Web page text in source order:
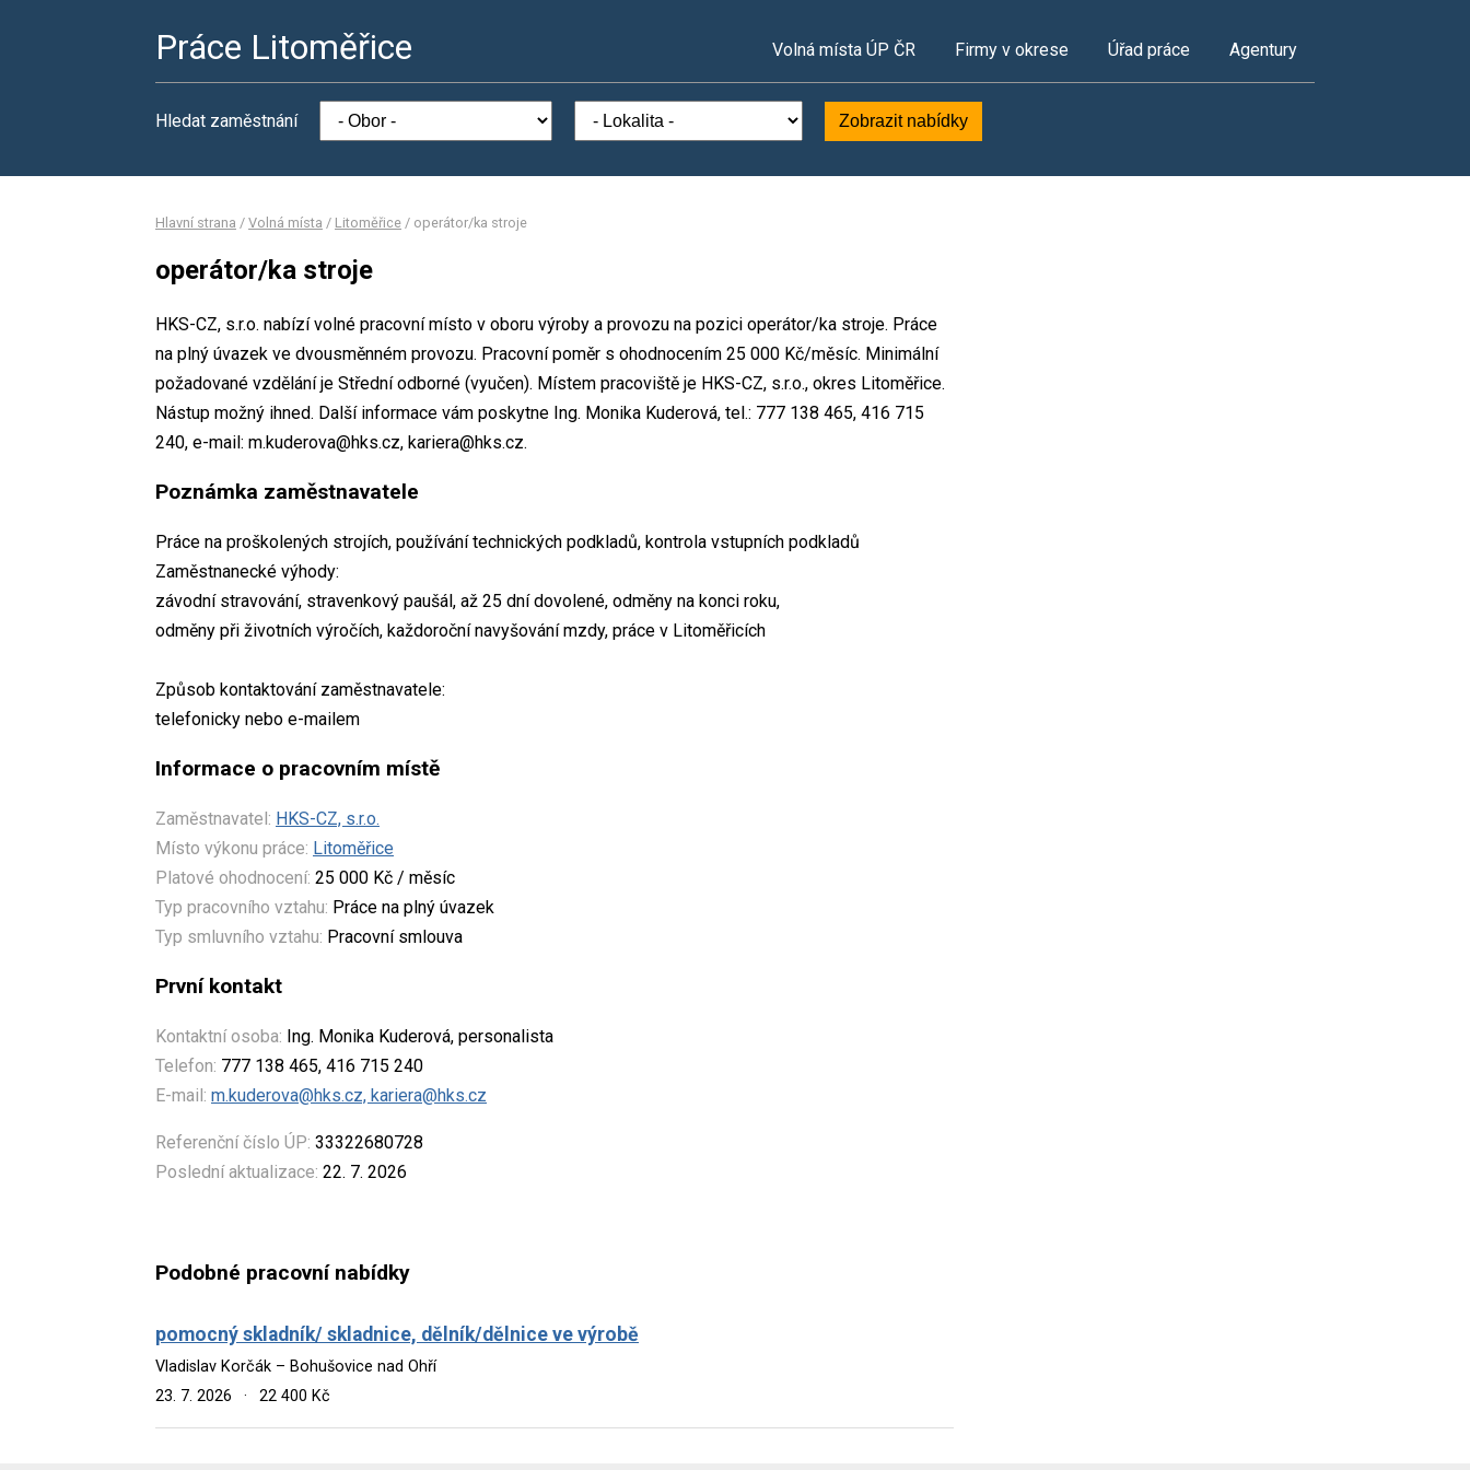
Práce Litoměřice Volná místa ÚP ČR Firmy v okrese Úřad práce Agentury
Hledat zaměstnání Zobrazit nabídky
Hlavní strana / Volná místa / Litoměřice / operátor/ka stroje
operátor/ka stroje
HKS-CZ, s.r.o. nabízí volné pracovní místo v oboru výroby a provozu na pozici operátor/ka stroje. Práce
na plný úvazek ve dvousměnném provozu. Pracovní poměr s ohodnocením 25 000 Kč/měsíc. Minimální
požadované vzdělání je Střední odborné (vyučen). Místem pracoviště je HKS-CZ, s.r.o., okres Litoměřice.
Nástup možný ihned. Další informace vám poskytne Ing. Monika Kuderová, tel.: 777 138 465, 416 715
240, e-mail: m.kuderova@hks.cz, kariera@hks.cz.
Poznámka zaměstnavatele
Práce na proškolených strojích, používání technických podkladů, kontrola vstupních podkladů
Zaměstnanecké výhody:
závodní stravování, stravenkový paušál, až 25 dní dovolené, odměny na konci roku,
odměny při životních výročích, každoroční navyšování mzdy, práce v Litoměřicích
Způsob kontaktování zaměstnavatele:
telefonicky nebo e-mailem
Informace o pracovním místě
Zaměstnavatel: HKS-CZ, s.r.o.
Místo výkonu práce: Litoměřice
Platové ohodnocení: 25 000 Kč / měsíc
Typ pracovního vztahu: Práce na plný úvazek
Typ smluvního vztahu: Pracovní smlouva
První kontakt
Kontaktní osoba: Ing. Monika Kuderová, personalista
Telefon: 777 138 465, 416 715 240
E-mail: m.kuderova@hks.cz, kariera@hks.cz
Referenční číslo ÚP: 33322680728
Poslední aktualizace: 22. 7. 2026
Podobné pracovní nabídky
pomocný skladník/ skladnice, dělník/dělnice ve výrobě
Vladislav Korčák – Bohušovice nad Ohří
23. 7. 2026
· 22 400 Kč